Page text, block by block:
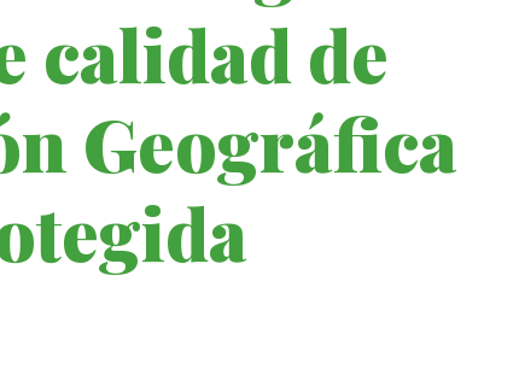
calidad de
Geográfica